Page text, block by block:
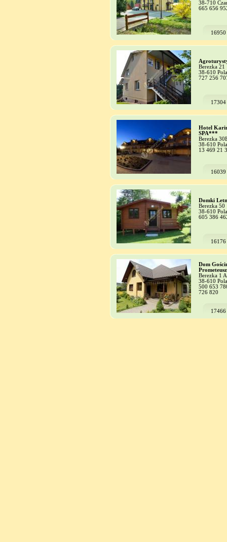
38-710
665 656
16950
Berezka 21
38-610
727 256
17304
Hotel
SPA***
Berezka
38-610
13 469 21
16039
Domki
Berezka 50
38-610
605 386
16176
Dom
Prometeusz
Berezka 1 A
38-610
500 653
726 820
17466